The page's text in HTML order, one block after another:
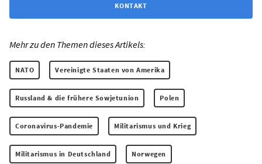
KONTAKT
Mehr zu den Themen dieses Artikels:
NATO Vereinigte Staaten von Amerika
Russland & die frühere Sowjetunion Polen
Coronavirus-Pandemie Militarismus und Krieg
Militarismus in Deutschland Norwegen